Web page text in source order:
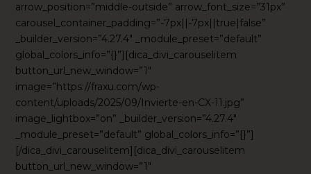
arrow_position=”middle-outside” arrow_font_size=”31px”
carousel_container_padding=”-7px||-7px||true|false”
_builder_version=”4.27.4″ _module_preset=”default”
global_colors_info=”{}”][dica_divi_carouselitem
button_url_new_window=”1″
image=”https://fraxu.com/wp-
content/uploads/2025/09/Invierte-en-CX-11.jpg”
image_lightbox=”on” _builder_version=”4.27.4″
_module_preset=”default” global_colors_info=”{}”]
[/dica_divi_carouselitem][dica_divi_carouselitem
button_url_new_window=”1″